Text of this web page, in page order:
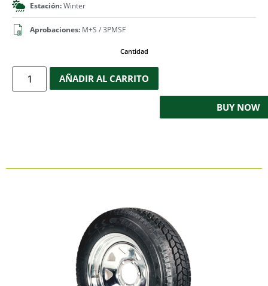
Estación:Winter
Aprobaciones: M+S / 3PMSF
Cantidad
AÑADIR AL CARRITO
BUY NOW